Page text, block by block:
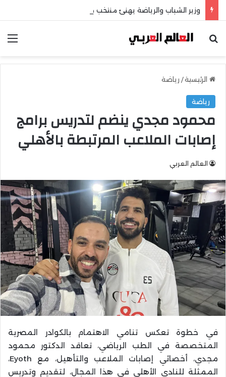
وزير الشباب والرياضة يهنئ منتخب مصر للشطرنج
بحث عن
الرئيسية/ رياضة
رياضة
محمود مجدي ينضم لتدريس برامج
إصابات الملاعب المرتبطة بالأهلي
العالم العربي
في خطوة تعكس تنامي الاهتمام بالكوادر المصرية
المتخصصة في الطب الرياضي، تعاقد الدكتور محمود
مجدي، أخصائي إصابات الملاعب والتأهيل، مع Eyoth،
الممثلة للنادي الأهلي في هذا المجال، لتقديم وتدريس